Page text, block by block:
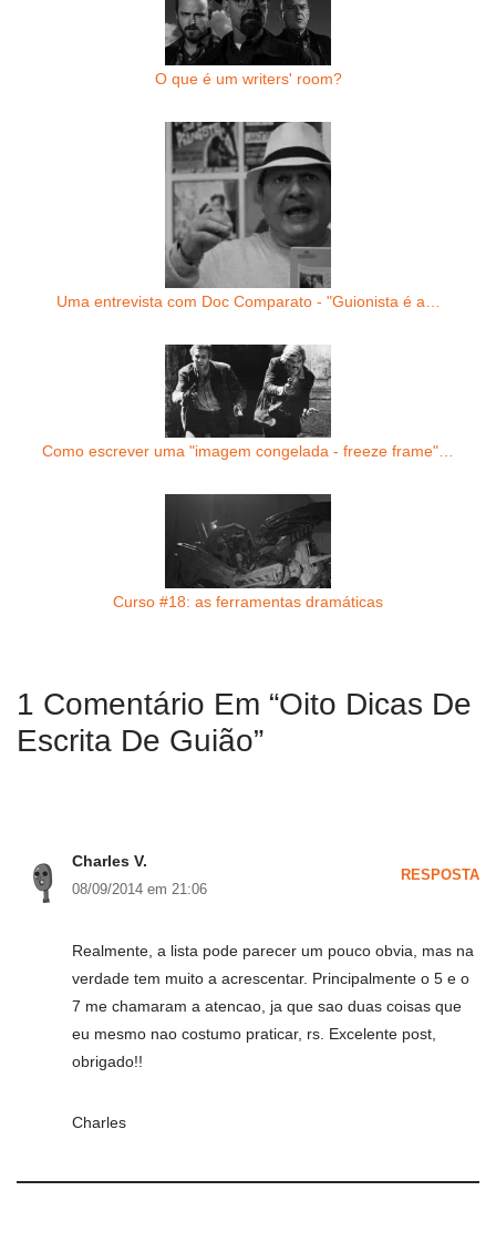
O que é um writers' room?
Uma entrevista com Doc Comparato - "Guionista é a…
Como escrever uma "imagem congelada - freeze frame"…
Curso #18: as ferramentas dramáticas
1 Comentário Em “Oito Dicas De
Escrita De Guião”
Charles V.
08/09/2014 em 21:06
RESPOSTA
Realmente, a lista pode parecer um pouco obvia, mas na
verdade tem muito a acrescentar. Principalmente o 5 e o
7 me chamaram a atencao, ja que sao duas coisas que
eu mesmo nao costumo praticar, rs. Excelente post,
obrigado!!
Charles